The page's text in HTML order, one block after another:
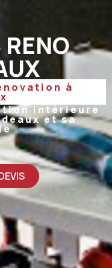
à
intérieure
et sa